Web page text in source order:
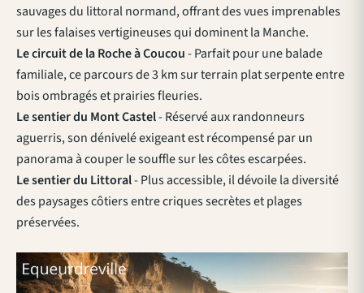
sauvages du littoral normand, offrant des vues imprenables
sur les falaises vertigineuses qui dominent la Manche.
Le circuit de la Roche à Coucou- Parfait pour une balade
familiale, ce parcours de 3 km sur terrain plat serpente entre
bois ombragés et prairies fleuries.
Le sentier du Mont Castel- Réservé aux randonneurs
aguerris, son dénivelé exigeant est récompensé par un
panorama à couper le souffle sur les côtes escarpées.
Le sentier du Littoral- Plus accessible, il dévoile la diversité
des paysages côtiers entre criques secrètes et plages
préservées.